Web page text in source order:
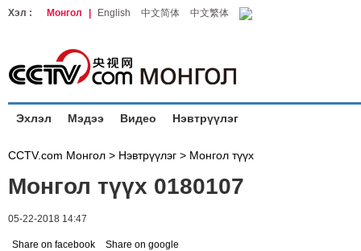
Хэл : Монгол English 中文简体 中文繁体
Эхлэл Мэдээ Видео Нэвтрүүлэг
CCTV.com Монгол > Нэвтрүүлэг > Монгол түүх
Монгол түүх 0180107
05-22-2018 14:47
Share on facebook
Share on google